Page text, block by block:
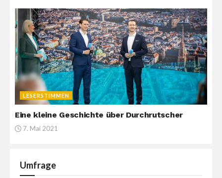
LESERSTIMMEN
Eine kleine Geschichte über Durchrutscher
7. Mai 2021
Umfrage